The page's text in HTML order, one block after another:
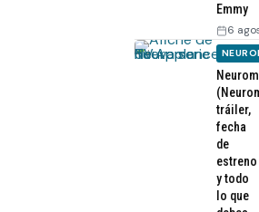
Emmy
6
tráiler,
fecha
de
estreno
y todo
lo que